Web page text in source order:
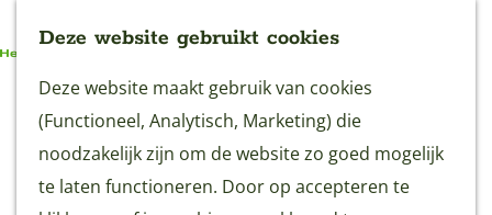
Deze website gebruikt cookies
Deze website maakt gebruik van cookies
(Functioneel, Analytisch, Marketing) die
noodzakelijk zijn om de website zo goed mogelijk
te laten functioneren. Door op accepteren te